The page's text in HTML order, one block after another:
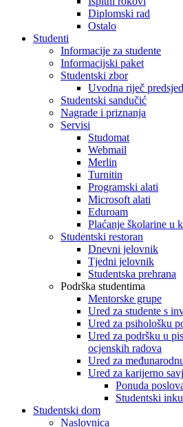
Diplomski rad
Ostalo
Studenti
Informacije za studente
Informacijski paket
Studentski zbor
Uvodna riječ
Studentski sandučić
Nagrade i priznanja
Servisi
Studomat
Webmail
Merlin
Turnitin
Programski alati
Microsoft alati
Eduroam
Plaćanje školarine u
Studentski restoran
Dnevni jelovnik
Tjedni jelovnik
Studentska prehrana
Podrška studentima
Mentorske grupe
Ured za studente s
Ured za psihološku
Ured za podršku u
ocjenskih radova
Ured za
Ured za karijerno
Ponuda
Studentski
Studentski dom
Naslovnica